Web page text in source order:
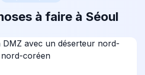
à faire à Séoul